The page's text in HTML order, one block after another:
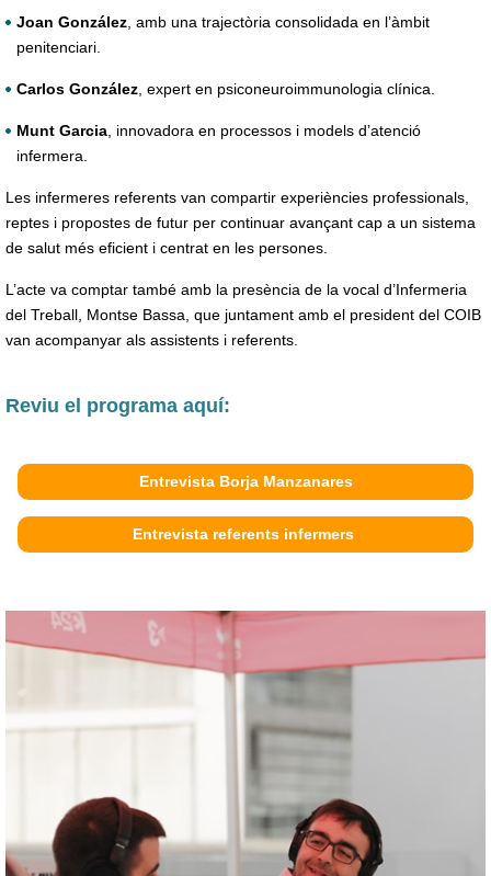
Joan González, amb una trajectòria consolidada en l’àmbit
penitenciari.
Carlos González, expert en psiconeuroimmunologia clínica.
Munt Garcia, innovadora en processos i models d’atenció
infermera.
Les infermeres referents van compartir experiències professionals,
reptes i propostes de futur per continuar avançant cap a un sistema
de salut més eficient i centrat en les persones.
L’acte va comptar també amb la presència de la vocal d’Infermeria
del Treball, Montse Bassa, que juntament amb el president del COIB
van acompanyar als assistents i referents.
Reviu el programa aquí:
Entrevista Borja Manzanares
Entrevista referents infermers